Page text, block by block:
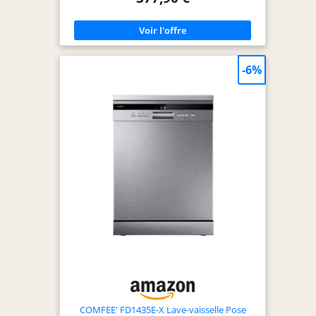
économique et durable et un système d'ouverture
de porte automatique en fin de cycle pour un
séchage rapide qui économise l'énergie. 8
PROGRAMMES QUI S’ADAPTENT A TOUS LES
programmes, dont un programme Wash & Dry de
35 min. Programmable, il offre une possibilité de
départ différé pour le faire tourner aux heures
qui vous conviennent. DESIGN EPURE ET
CONTROLE A DISTANCE SIMPLIFIE : Ce lave-
vaisselle blanc est doté d'un panneau de
COMFEE' FD1435E-X Lave-vaisselle Pose
-6%